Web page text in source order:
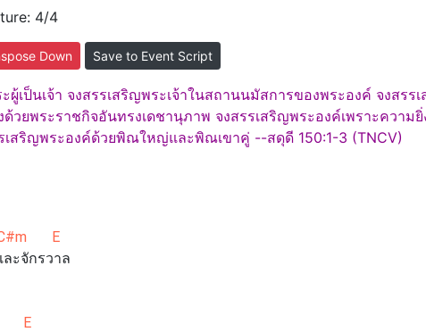
4/4
Down Save to Event Script
ผู้เป็นเจ้า จงสรรเสริญพระเจ้าในสถานนมัสการของพระองค์ จงสร
ด้วยพระราชกิจอันทรงเดชานุภาพ จงสรรเสริญพระองค์เพราะควา
เสริญพระองค์ด้วยพิณใหญ่และพิณเขาคู่ --สดุดี 150:1-3 (TNCV)
E
ะจักรวาล
E